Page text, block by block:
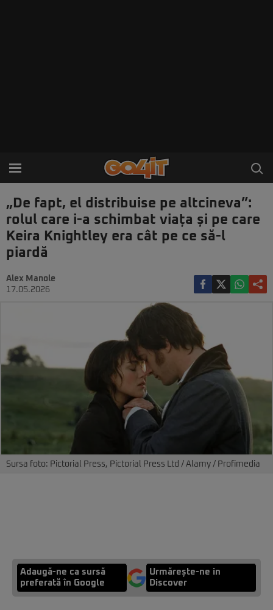
„De fapt, el distribuise pe altcineva”:
rolul care i-a schimbat viața și pe care
Keira Knightley era cât pe ce să-l
piardă
Alex Manole
17.05.2026
Sursa foto: Pictorial Press, Pictorial Press Ltd / Alamy / Profimedia
Adaugă-ne ca sursă
preferată în Google
Urmărește-ne in
Discover